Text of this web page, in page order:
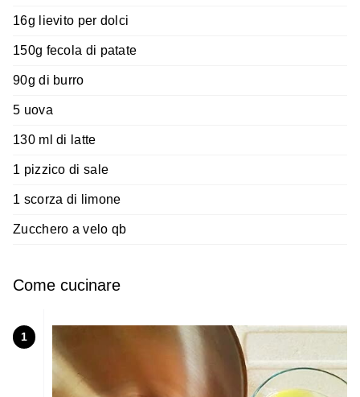
16g lievito per dolci
150g fecola di patate
90g di burro
5 uova
130 ml di latte
1 pizzico di sale
1 scorza di limone
Zucchero a velo qb
Come cucinare
1